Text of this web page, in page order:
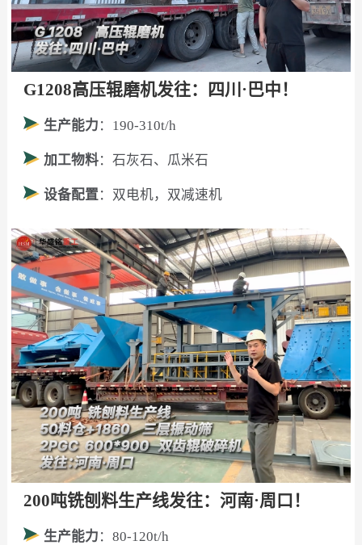
G1208高压辊磨机发往：四川·巴中！
生产能力 ：190-310t/h
加工物料：石灰石、瓜米石
设备配置：双电机，双减速机
200吨铣刨料生产线发往：河南·周口！
生产能力 ：80-120t/h